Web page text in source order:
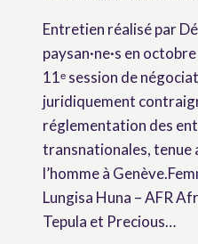
Entretien réalisé par
paysan·ne·s en
11ᵉ session de
juridiquement
réglementation des
transnationales, tenue
l’homme à
Lungisa Huna – AFR
Tepula et Precious…